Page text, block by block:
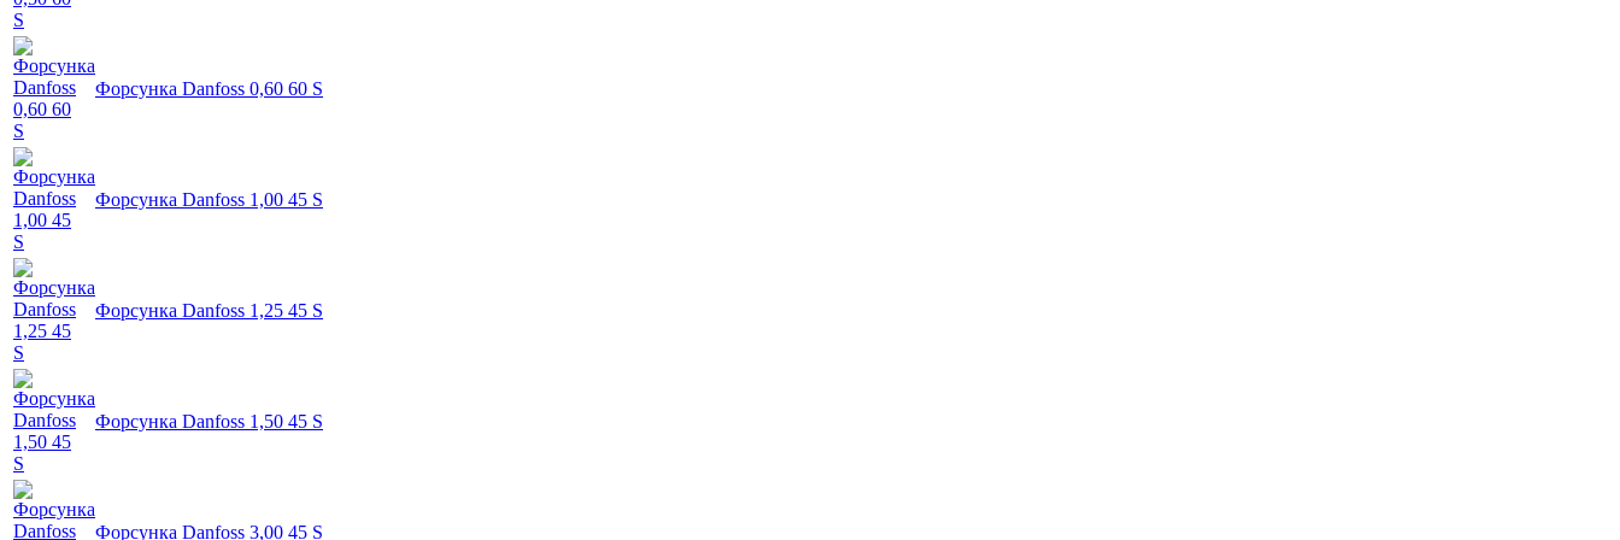
Форсунка Danfoss 0,60 60 S
Форсунка Danfoss 1,00 45 S
Форсунка Danfoss 1,25 45 S
Форсунка Danfoss 1,50 45 S
Форсунка Danfoss 3,00 45 S